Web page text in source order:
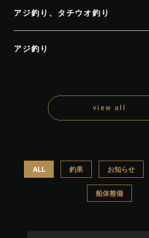
アジ釣り、タチウオ釣り
アジ釣り
view all
ALL 釣果 お知らせ
船体整備